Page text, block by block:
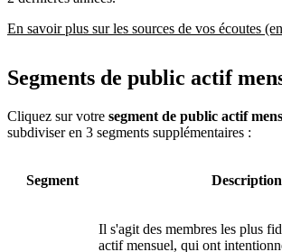
En savoir plus sur les sources de vos écoutes
Segments de public actif
Cliquez sur votre segment de public actif
subdiviser en 3 segments supplémentaires :
Segment Description
Il s'agit des membres les plus
actif mensuel, qui ont